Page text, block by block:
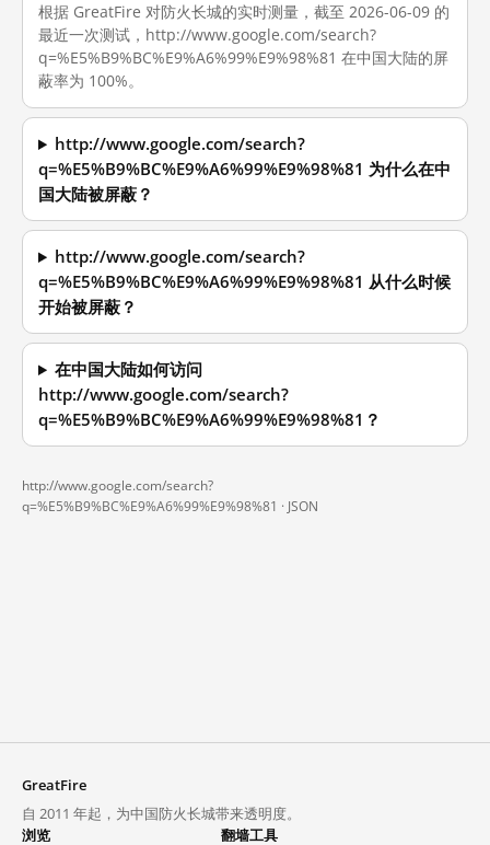
根据 GreatFire 对防火长城的实时测量，截至 2026-06-09 的
最近一次测试，http://www.google.com/search?
q=%E5%B9%BC%E9%A6%99%E9%98%81 在中国大陆的屏
蔽率为 100%。
http://www.google.com/search?
q=%E5%B9%BC%E9%A6%99%E9%98%81 为什么在中
国大陆被屏蔽？
http://www.google.com/search?
q=%E5%B9%BC%E9%A6%99%E9%98%81 从什么时候
开始被屏蔽？
在中国大陆如何访问
http://www.google.com/search?
q=%E5%B9%BC%E9%A6%99%E9%98%81？
http://www.google.com/search?
q=%E5%B9%BC%E9%A6%99%E9%98%81 · JSON
GreatFire
自 2011 年起，为中国防火长城带来透明度。
浏览
翻墙工具